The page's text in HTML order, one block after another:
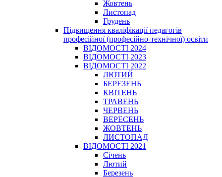
Жовтень
Листопад
Грудень
Підвищення кваліфікації педагогів
професійної (професійно-технічної) освіти
ВІДОМОСТІ 2024
ВІДОМОСТІ 2023
ВІДОМОСТІ 2022
ЛЮТИЙ
БЕРЕЗЕНЬ
КВІТЕНЬ
ТРАВЕНЬ
ЧЕРВЕНЬ
ВЕРЕСЕНЬ
ЖОВТЕНЬ
ЛИСТОПАД
ВІДОМОСТІ 2021
Січень
Лютий
Березень